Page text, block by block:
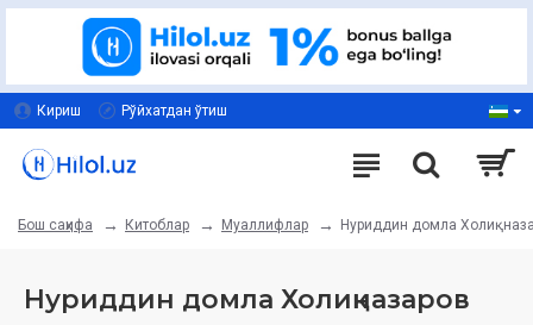
Кириш Рўйхатдан ўтиш
Бош саҳифа Китоблар Муаллифлар Нуриддин домла
Нуриддин домла Холиқназаров